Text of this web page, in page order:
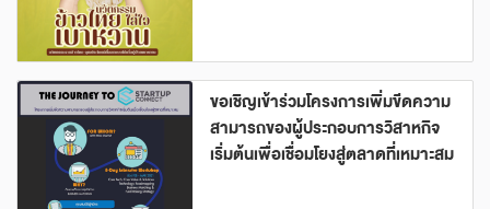
ขอเชิญเข้าร่วมโครงการเพิ่มขีดความ
สามารถของผู้ประกอบการวิสาหกิจ
เริ่มต้นเพื่อเชื่อมโยงสู่ตลาดที่เหมาะสม